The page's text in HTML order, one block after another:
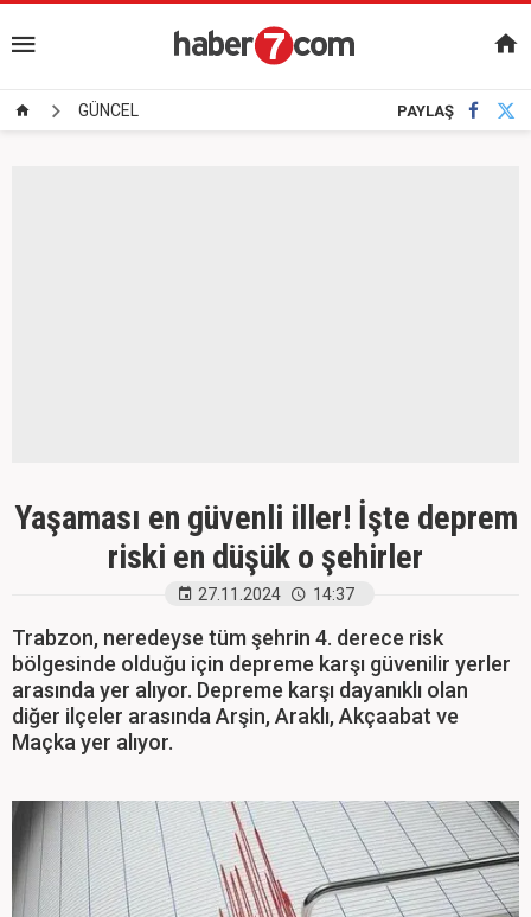
GÜNCEL PAYLAŞ
Yaşaması en güvenli iller! İşte deprem
riski en düşük o şehirler
27.11.2024 14:37
Trabzon, neredeyse tüm şehrin 4. derece risk
bölgesinde olduğu için depreme karşı güvenilir yerler
arasında yer alıyor. Depreme karşı dayanıklı olan
diğer ilçeler arasında Arşin, Araklı, Akçaabat ve
Maçka yer alıyor.